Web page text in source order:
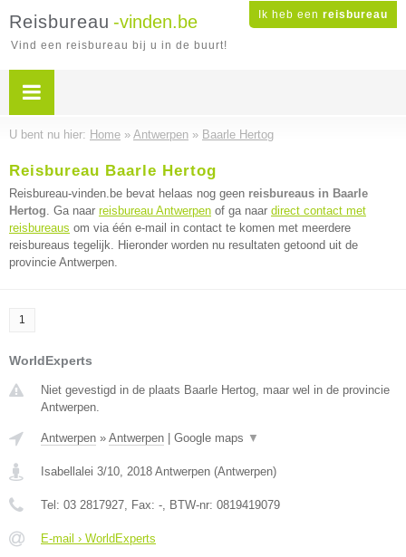
Ik heb een reisbureau
Reisbureau -vinden.be
Vind een reisbureau bij u in de buurt!
U bent nu hier: Home » Antwerpen » Baarle Hertog
Reisbureau Baarle Hertog
Reisbureau-vinden.be bevat helaas nog geen reisbureaus in Baarle
Hertog. Ga naar reisbureau Antwerpen of ga naar direct contact met
reisbureaus om via één e-mail in contact te komen met meerdere
reisbureaus tegelijk. Hieronder worden nu resultaten getoond uit de
provincie Antwerpen.
1
WorldExperts
Niet gevestigd in de plaats Baarle Hertog, maar wel in de provincie
Antwerpen.
Antwerpen » Antwerpen Google maps ▼
Isabellalei 3/10, 2018 Antwerpen (Antwerpen)
Tel: 03 2817927, Fax: -, BTW-nr: 0819419079
E-mail › WorldExperts